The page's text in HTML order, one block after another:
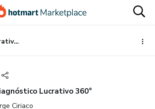
Diagnóstico Lucrativo 360°
Lucrativo 360°
Ciriaco